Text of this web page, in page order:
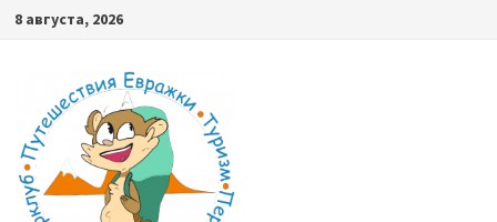
Перейти
содержимому
8 августа, 2026